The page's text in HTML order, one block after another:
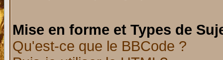
Mise en forme et Types de
Qu'est-ce que le BBCode ?